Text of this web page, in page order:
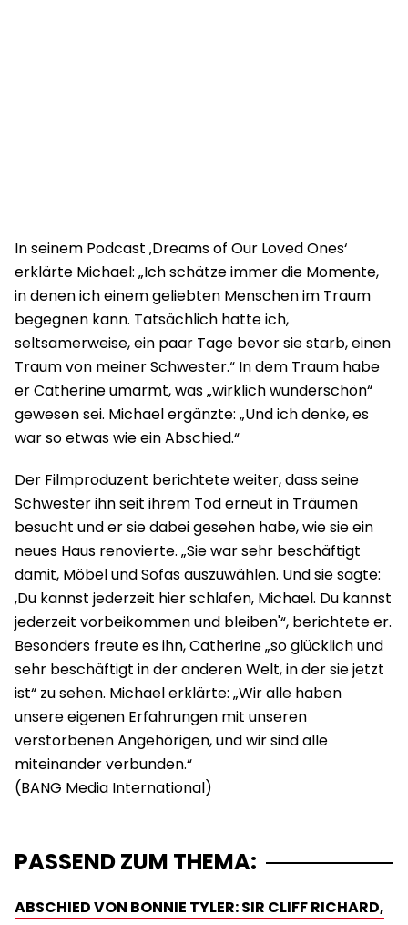
In seinem Podcast ‚Dreams of Our Loved Ones‘
erklärte Michael: „Ich schätze immer die Momente,
in denen ich einem geliebten Menschen im Traum
begegnen kann. Tatsächlich hatte ich,
seltsamerweise, ein paar Tage bevor sie starb, einen
Traum von meiner Schwester.“ In dem Traum habe
er Catherine umarmt, was „wirklich wunderschön“
gewesen sei. Michael ergänzte: „Und ich denke, es
war so etwas wie ein Abschied.“
Der Filmproduzent berichtete weiter, dass seine
Schwester ihn seit ihrem Tod erneut in Träumen
besucht und er sie dabei gesehen habe, wie sie ein
neues Haus renovierte. „Sie war sehr beschäftigt
damit, Möbel und Sofas auszuwählen. Und sie sagte:
‚Du kannst jederzeit hier schlafen, Michael. Du kannst
jederzeit vorbeikommen und bleiben'“, berichtete er.
Besonders freute es ihn, Catherine „so glücklich und
sehr beschäftigt in der anderen Welt, in der sie jetzt
ist“ zu sehen. Michael erklärte: „Wir alle haben
unsere eigenen Erfahrungen mit unseren
verstorbenen Angehörigen, und wir sind alle
miteinander verbunden.“
PASSEND ZUM THEMA:
ABSCHIED VON BONNIE TYLER: SIR CLIFF RICHARD,